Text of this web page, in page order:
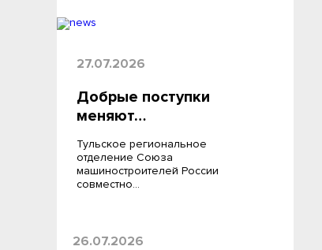
27.07.2026
Добрые поступки
меняют…
Тульское региональное
отделение Союза
машиностроителей России
совместно…
26.07.2026